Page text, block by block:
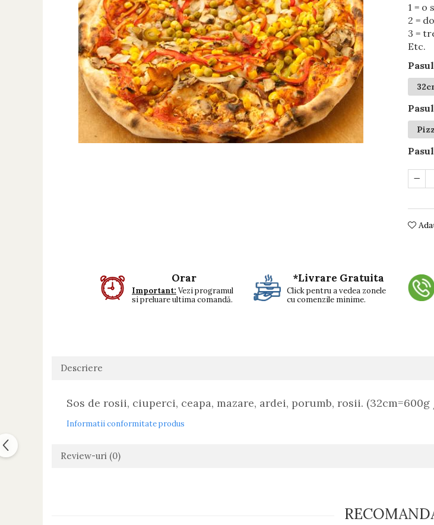
Preparate din vita
Preparate din peste
1 = o
2 =
3 =
Etc.
Orar
Important: Vezi programul
si preluare ultima comandă.
*Livrare Gratuita
Click pentru a vedea zonele
cu comenzile minime.
Descriere
Sos de rosii, ciuperci, ceapa, mazare, ardei, porumb, rosii.
Informatii conformitate produs
Review-uri (0)